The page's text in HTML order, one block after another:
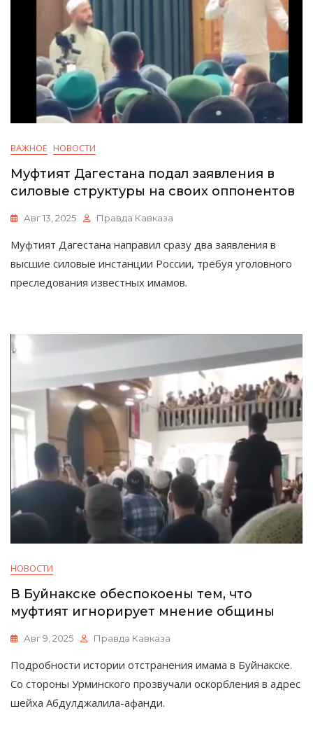
ВАЖНОЕ НОВОСТИ
Муфтият Дагестана подал заявления в
силовые структуры на своих оппонентов
Авг 13, 2025 Правда Кавказа
Муфтият Дагестана направил сразу два заявления в
высшие силовые инстанции России, требуя уголовного
преследования известных имамов.
НОВОСТИ
В Буйнакске обеспокоены тем, что
муфтият игнорирует мнение общины
Авг 9, 2025 Правда Кавказа
Подробности истории отстранения имама в Буйнакске.
Со стороны Урминского прозвучали оскорбления в адрес
шейха Абдулджалила-афанди.